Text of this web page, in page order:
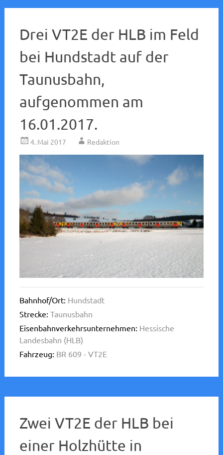
Drei VT2E der HLB im Feld
bei Hundstadt auf der
Taunusbahn,
aufgenommen am
16.01.2017.
4. Mai 2017 Redaktion
Bahnhof/Ort: Hundstadt
Strecke: Taunusbahn
Eisenbahnverkehrsunternehmen: Hessische
Landesbahn (HLB)
Fahrzeug: BR 609 - VT2E
Zwei VT2E der HLB bei
einer Holzhütte in